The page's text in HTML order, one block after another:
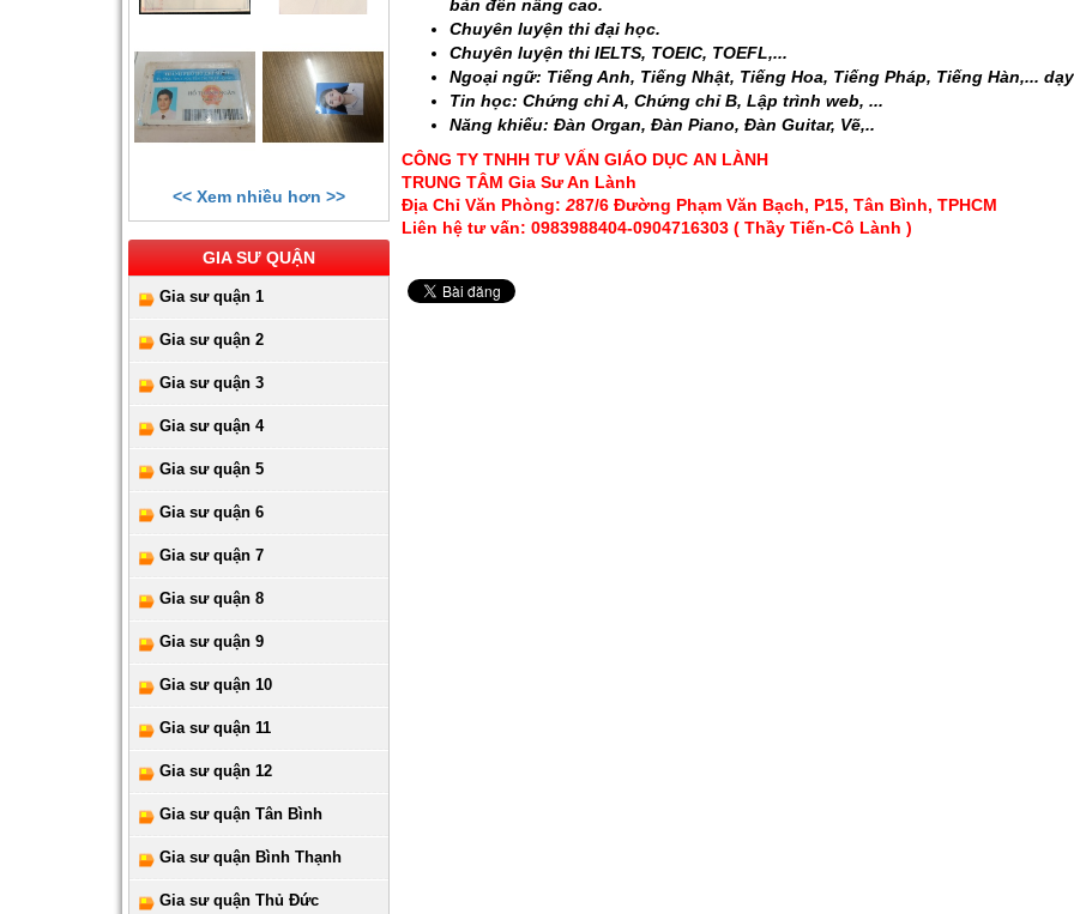
<< Xem nhiều hơn >>
GIA SƯ QUẬN
Gia sư quận 1
Gia sư quận 2
Gia sư quận 3
Gia sư quận 4
Gia sư quận 5
Gia sư quận 6
Gia sư quận 7
Gia sư quận 8
Gia sư quận 9
Gia sư quận 10
Gia sư quận 11
Gia sư quận 12
Gia sư quận Tân Bình
Gia sư quận Bình Thạnh
Gia sư quận Thủ Đức
bản đến nâng cao.
Chuyên luyện thi đại học.
Chuyên luyện thi IELTS, TOEIC, TOEFL,...
Ngoại ngữ: Tiếng Anh, Tiếng Nhật, Tiếng Hoa, Tiếng Pháp, Tiếng Hàn,...
Tin học: Chứng chỉ A, Chứng chỉ B, Lập trình web, ...
Năng khiếu: Đàn Organ, Đàn Piano, Đàn Guitar, Vẽ,..
CÔNG TY TNHH TƯ VẤN GIÁO DỤC AN LÀNH
TRUNG TÂM Gia Sư An Lành
Địa Chỉ Văn Phòng: 287/6 Đường Phạm Văn Bạch, P15, Tân Bình, TPHCM
Liên hệ tư vấn: 0983988404-0904716303 ( Thầy Tiến-Cô Lành )